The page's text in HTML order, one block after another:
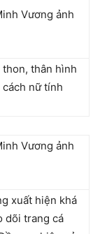
thân hình
nữ tính
xuất hiện khá
dõi trang cá